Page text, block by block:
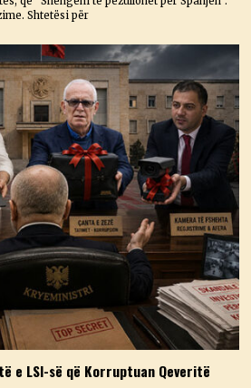
Shtetësi për
e LSI-së që Korruptuan Qeveritë